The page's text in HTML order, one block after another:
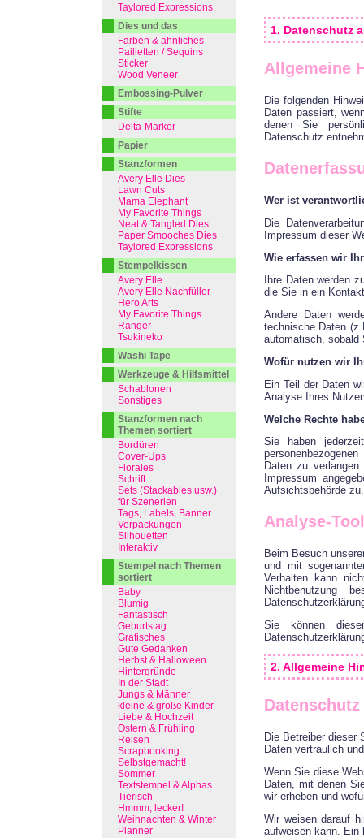
1. Datenschutz
Allgemeine
Die folgenden
Daten passiert,
denen Sie
Datenschutz
Wer ist
Die
Impressum dieser
Wie erfassen wir
Ihre Daten werden
die Sie in ein
Andere Daten
technische Daten
automatisch, sobald
Wofür nutzen wir
Ein Teil der Daten
Analyse Ihres
Welche Rechte
Sie haben
Daten zu
Impressum
Aufsichtsbehörde zu.
Analyse-
Beim Besuch
und mit
Verhalten kann
Nichtbenutzung
Sie können
2. Allgemeine
Datenschutz
Die Betreiber dieser
Daten vertraulich
Wenn Sie diese
Daten, mit denen
wir erheben und
Wir weisen darauf
aufweisen kann. Ein
Taylored Expressions
Dies und das
Farben & ähnliches
Pailletten / Sequins
Sticker
Wood Veneer
Embossing-Pulver
Stifte
Delta-Marker
Papier
Stanzformen
Avery Elle Dies
Lawn Cuts
Mama Elephant
My Favorite Things
Neat & Tangled Dies
Paper Smooches Dies
Taylored Expressions
Stempelkissen
Avery Elle
Avery Elle Nachfüller
Hero Arts
My Favorite Things
Ranger
Tsukineko
Washi Tape
Werkzeuge & Hilfsmittel
Schablonen
Sonstiges
Stanzformen nach
Themen sortiert
Bordüren
Cover-Ups
Florales
Schrift
Sets (Stackables usw.)
für Szenerien
Tags, Labels, Banner
Verpackungen
Silhouetten
Interaktiv
Stempel nach Themen
sortiert
Baby
Blumig
Fantastisch
Geburtstag
Grafisches
Gute Gedanken
Herbst & Halloween
Hintergründe
In der Stadt
Jungs & Männer
kleine & große Kinder
Liebe & Hochzeit
Ostern & Frühling
Reisen
Scrapbooking
Selbstgemacht!
Sommer
Textstempel & Alphas
Tierisch
Hmmm, lecker!
Weihnachten & Winter
Planner